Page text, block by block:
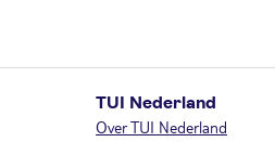
TUI Nederland
Over TUI Nederland